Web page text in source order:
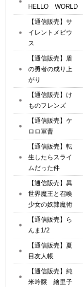
HELLO WORLD
【通信販売】サ
イレントメビウ
ス
【通信販売】盾
の勇者の成り上
がり
【通信販売】け
ものフレンズ
【通信販売】ケ
ロロ軍曹
【通信販売】転
生したらスライ
ムだった件
【通信販売】異
世界魔王と召喚
少女の奴隷魔術
【通信販売】ら
んま1/2
【通信販売】夏
目友人帳
【通信販売】純
米吟醸 繪里子